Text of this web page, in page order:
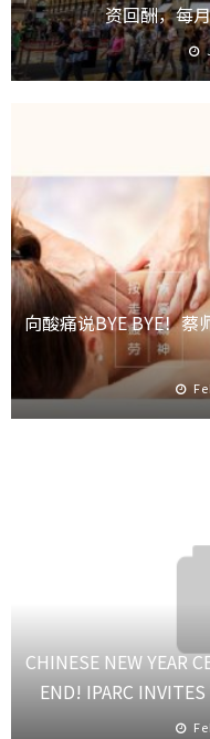
资回酬，每
向酸痛说BYE BYE！
CHINESE NEW YEAR
END! IPARC